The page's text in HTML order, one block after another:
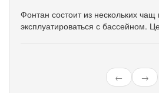
Фонтан состоит из нескольких
эксплуатироваться с бассейном.
← →